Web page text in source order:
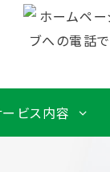
ビス内容